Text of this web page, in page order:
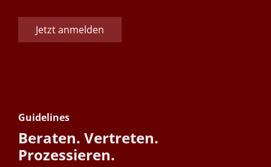
Jetzt anmelden
Guidelines
Beraten. Vertreten.
Prozessieren.